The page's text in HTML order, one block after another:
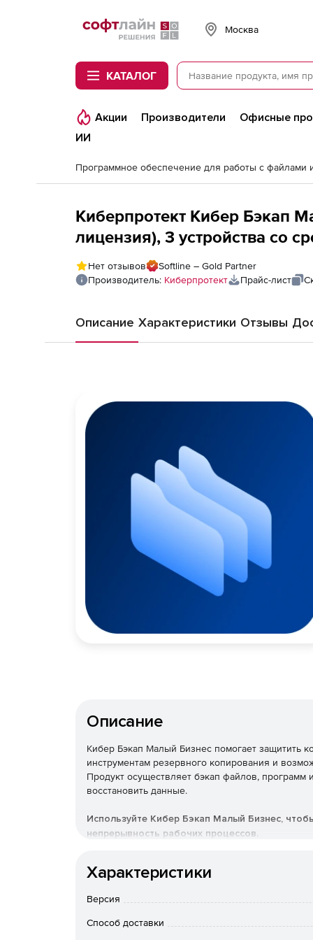
Softline
Москва
КАТАЛОГ
Акции Производители Офисные
ИИ
Киберпротект Кибер Бэкап
лицензия), 3 устройства со
услугу по технической
Нет отзывов
Softline – Gold Partner
Производитель: Киберпротект Прайс-лист
Описание Характеристики Отзывы
Описание
Кибер Бэкап Малый Бизнес помогает защитить
инструментам резервного копирования и
Продукт осуществляет бэкап файлов,
восстановить данные.
Используйте Кибер Бэкап Малый Бизнес,
непрерывность рабочих процессов.
Основные преимущества
Резервное копирование по
Возможность создать график бэкапа для
Характеристики
Версия
Способ доставки